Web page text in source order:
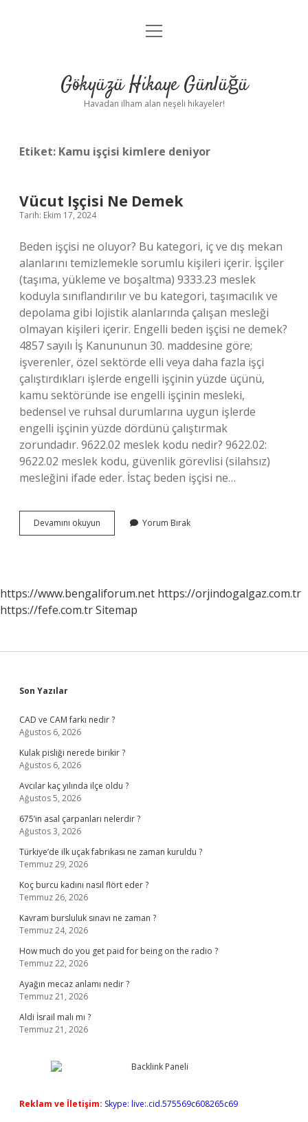
Anasayfa
Yasal Uyarı
menüyü
Gökyüzü Hikaye Günlüğü
Havadan ilham alan neşeli hikayeler!
Etiket: Kamu işçisi kimlere deniyor
Vücut Işçisi Ne Demek
Tarih: Ekim 17, 2024
Beden işçisi ne oluyor? Bu kategori, iç ve dış mekan
alanlarını temizlemekle sorumlu kişileri içerir. İşçiler
(taşıma, yükleme ve boşaltma) 9333.23 meslek
koduyla sınıflandırılır ve bu kategori, taşımacılık ve
depolama gibi lojistik alanlarında çalışan mesleği
olmayan kişileri içerir. Engelli beden işçisi ne demek?
4857 sayılı İş Kanununun 30. maddesine göre;
işverenler, özel sektörde elli veya daha fazla işçi
çalıştırdıkları işlerde engelli işçinin yüzde üçünü,
kamu sektöründe ise engelli işçinin mesleki,
bedensel ve ruhsal durumlarına uygun işlerde
engelli işçinin yüzde dördünü çalıştırmak
zorundadır. 9622.02 meslek kodu nedir? 9622.02:
9622.02 meslek kodu, güvenlik görevlisi (silahsız)
mesleğini ifade eder. İstaç beden işçisi ne…
Devamını okuyun
Işçisi
Yorum Bırak
https://www.bengaliforum.net https://orjindogalgaz.com.tr
https://fefe.com.trSitemap
Sidebar
Son Yazılar
CAD ve CAM farkı nedir ?
Ağustos 6, 2026
Kulak pisliği nerede birikir ?
Ağustos 6, 2026
Avcılar kaç yılında ilçe oldu ?
Ağustos 5, 2026
675’in asal çarpanları nelerdir ?
Ağustos 3, 2026
Türkiye’de ilk uçak fabrikası ne zaman kuruldu ?
Temmuz 29, 2026
Koç burcu kadını nasıl flört eder ?
Temmuz 26, 2026
Kavram bursluluk sınavı ne zaman ?
Temmuz 24, 2026
How much do you get paid for being on the radio ?
Temmuz 22, 2026
Ayağın mecaz anlamı nedir ?
Temmuz 21, 2026
Aldi İsrail malı mı ?
Temmuz 21, 2026
Reklam ve İletişim: Skype: live:.cid.575569c608265c69